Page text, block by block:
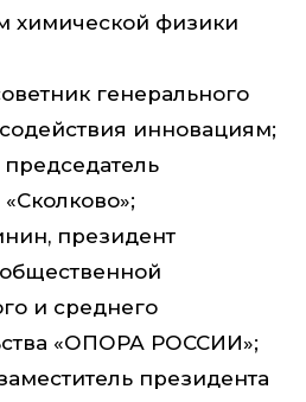
химической физики
генерального
инновациям;
президент
и среднего
«ОПОРА РОССИИ»;
президента